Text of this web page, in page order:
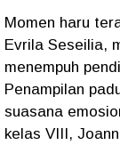
Momen haru
Evrila Seseilia,
menempuh
Penampilan
suasana
kelas VIII,